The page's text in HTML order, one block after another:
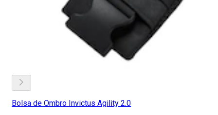
Bolsa de Ombro Invictus Agility 2.0